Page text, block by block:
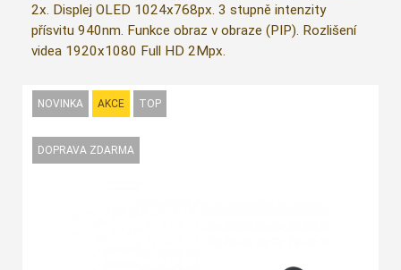
2x. Displej OLED 1024x768px. 3 stupně intenzity
přísvitu 940nm. Funkce obraz v obraze (PIP). Rozlišení
videa 1920x1080 Full HD 2Mpx.